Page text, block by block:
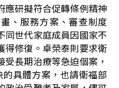
應研擬符合促轉條例精神
、服務方案、審查制度
同世代家庭成員因國家不
得修復。卓榮泰則要求衛
長期治療等急迫個案，
具體方案，也請衛福部